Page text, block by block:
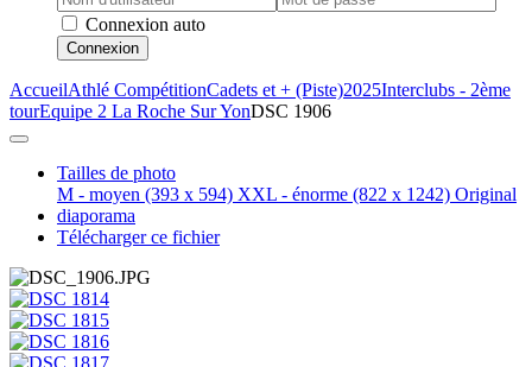
Connexion auto
Connexion
AccueilAthlé CompétitionCadets et + (Piste)2025Interclubs - 2ème
tourEquipe 2 La Roche Sur YonDSC 1906
Tailles de photo
M - moyen (393 x 594) XXL - énorme (822 x 1242) Original
diaporama
Télécharger ce fichier